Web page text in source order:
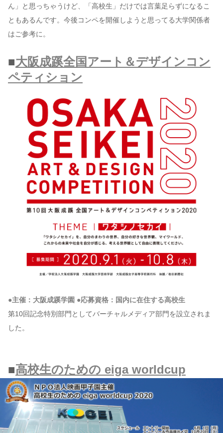
ん」と思っちゃうけど、「高校生」だけでは言葉足らずになるこ
ともあるんです。今後コンペを開催しようと思ってる大学関係者
はご参考に。
■大阪成蹊全国アート＆デザインコン
ペティション
●主催：大阪成蹊学園 ●応募資格：国内に在住する高校生
第10回記念特別部門としてバーチャルメディア部門を設立されま
した。
■高校生のための eiga worldcup